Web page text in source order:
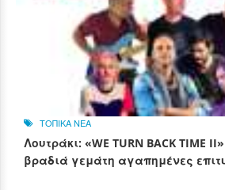
ΤΟΠΙΚΑ ΝΕΑ
Λουτράκι: «WE TURN BACK TIME
βραδιά γεμάτη αγαπημένες